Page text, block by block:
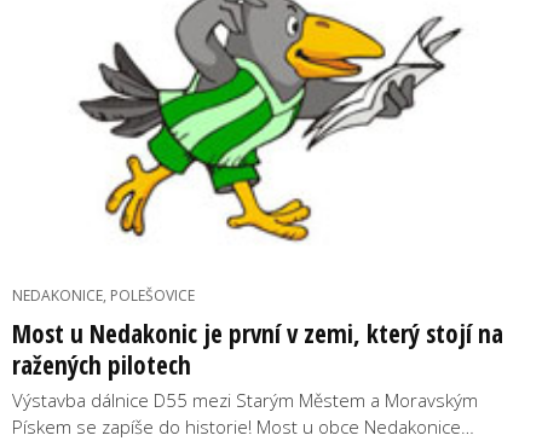
NEDAKONICE, POLEŠOVICE
Most u Nedakonic je první v zemi, který stojí na
ražených pilotech
Výstavba dálnice D55 mezi Starým Městem a Moravským
Pískem se zapíše do historie! Most u obce Nedakonice…